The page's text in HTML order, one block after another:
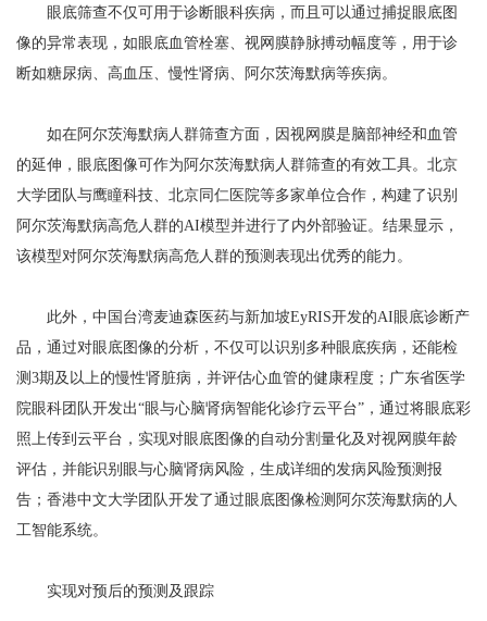
眼底筛查不仅可用于诊断眼科疾病，而且可以通过捕捉眼底图
像的异常表现，如眼底血管栓塞、视网膜静脉搏动幅度等，用于诊
断如糖尿病、高血压、慢性肾病、阿尔茨海默病等疾病。
如在阿尔茨海默病人群筛查方面，因视网膜是脑部神经和血管
的延伸，眼底图像可作为阿尔茨海默病人群筛查的有效工具。北京
大学团队与鹰瞳科技、北京同仁医院等多家单位合作，构建了识别
阿尔茨海默病高危人群的AI模型并进行了内外部验证。结果显示，
该模型对阿尔茨海默病高危人群的预测表现出优秀的能力。
此外，中国台湾麦迪森医药与新加坡EyRIS开发的AI眼底诊断产
品，通过对眼底图像的分析，不仅可以识别多种眼底疾病，还能检
测3期及以上的慢性肾脏病，并评估心血管的健康程度；广东省医学
院眼科团队开发出“眼与心脑肾病智能化诊疗云平台”，通过将眼底彩
照上传到云平台，实现对眼底图像的自动分割量化及对视网膜年龄
评估，并能识别眼与心脑肾病风险，生成详细的发病风险预测报
告；香港中文大学团队开发了通过眼底图像检测阿尔茨海默病的人
工智能系统。
实现对预后的预测及跟踪